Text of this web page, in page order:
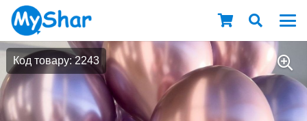
Код товару: 2243